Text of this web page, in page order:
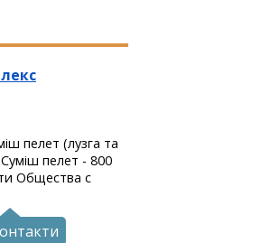
пелет (лузга та
пелет - 800
Общества с